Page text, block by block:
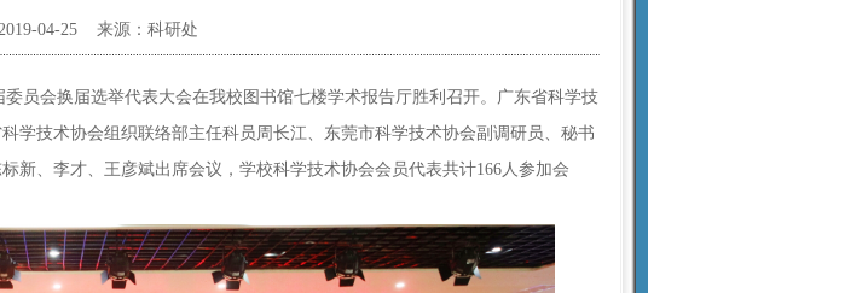
04-25 来源：科研处
员会换届选举代表大会在我校图书馆七楼学术报告厅胜利召开。广东省科学技
学技术协会组织联络部主任科员周长江、东莞市科学技术协会副调研员、秘书
新、李才、王彦斌出席会议，学校科学技术协会会员代表共计166人参加会